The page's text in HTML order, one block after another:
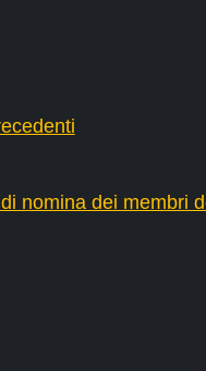
nomina dei membri